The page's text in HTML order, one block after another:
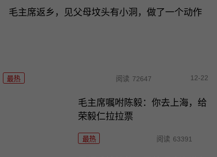
毛主席返乡，见父母坟头有小洞，做了一个动作
最热 阅读 72647 12-22
毛主席嘱咐陈毅：你去上海，给
荣毅仁拉拉票
最热 阅读 63391